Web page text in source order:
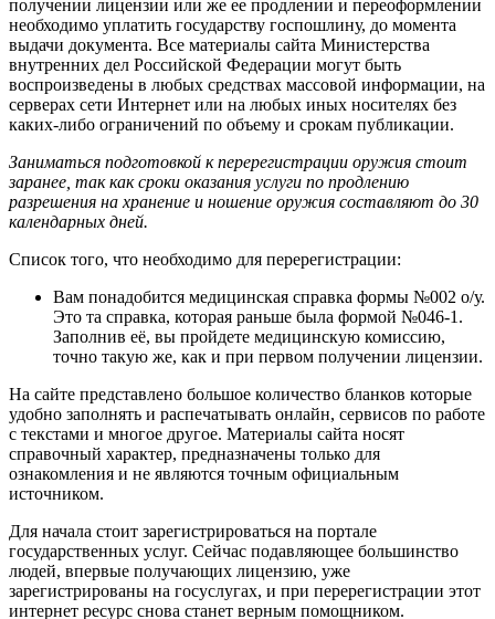
получении лицензии или же ее продлении и переоформлении
необходимо уплатить государству госпошлину, до момента
выдачи документа. Все материалы сайта Министерства
внутренних дел Российской Федерации могут быть
воспроизведены в любых средствах массовой информации, на
серверах сети Интернет или на любых иных носителях без
каких-либо ограничений по объему и срокам публикации.
Заниматься подготовкой к перерегистрации оружия стоит
заранее, так как сроки оказания услуги по продлению
разрешения на хранение и ношение оружия составляют до 30
календарных дней.
Список того, что необходимо для перерегистрации:
Вам понадобится медицинская справка формы №002 о/у.
Это та справка, которая раньше была формой №046-1.
Заполнив её, вы пройдете медицинскую комиссию,
точно такую же, как и при первом получении лицензии.
На сайте представлено большое количество бланков которые
удобно заполнять и распечатывать онлайн, сервисов по работе
с текстами и многое другое. Материалы сайта носят
справочный характер, предназначены только для
ознакомления и не являются точным официальным
источником.
Для начала стоит зарегистрироваться на портале
государственных услуг. Сейчас подавляющее большинство
людей, впервые получающих лицензию, уже
зарегистрированы на госуслугах, и при перерегистрации этот
интернет ресурс снова станет верным помощником.